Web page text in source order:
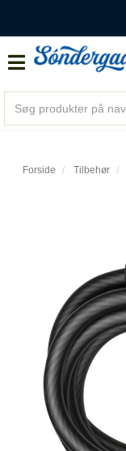
Forside Tilbehør